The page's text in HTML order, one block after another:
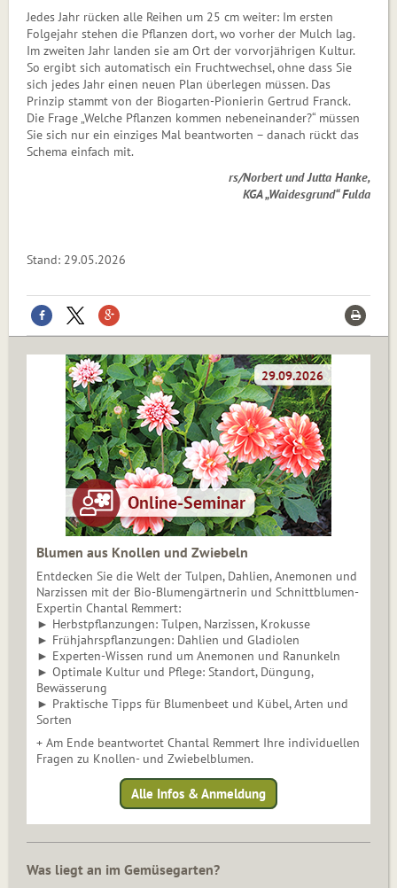
Jedes Jahr rücken alle Reihen um 25 cm weiter: Im ersten
Folgejahr stehen die Pflanzen dort, wo vorher der Mulch lag.
Im zweiten Jahr landen sie am Ort der vorvorjährigen Kultur.
So ergibt sich au­tomatisch ein Fruchtwechsel, ohne dass Sie
sich jedes Jahr einen neuen Plan überlegen müssen. Das
Prinzip stammt von der Biogarten-Pionierin Gertrud Franck.
Die Frage „Welche Pflanzen kommen nebeneinander?“ müssen
Sie sich nur ein einziges Mal beantworten – danach rückt das
Schema einfach mit.
rs/Norbert und Jutta Hanke,
KGA „Waidesgrund“ Fulda
Stand: 29.05.2026
Blumen aus Knollen und Zwiebeln
Entdecken Sie die Welt der Tulpen, Dahlien, Anemonen und
Narzissen mit der Bio-Blumengärtnerin und Schnittblumen-
Expertin Chantal Remmert:
► Herbstpflanzungen: Tulpen, Narzissen, Krokusse
► Frühjahrspflanzungen: Dahlien und Gladiolen
► Experten-Wissen rund um Anemonen und Ranunkeln
► Optimale Kultur und Pflege: Standort, Düngung,
Bewässerung
► Praktische Tipps für Blumenbeet und Kübel, Arten und
Sorten
+ Am Ende beantwortet Chantal Remmert Ihre individuellen
Fragen zu Knollen- und Zwiebelblumen.
Alle Infos & Anmeldung
Was liegt an im Gemüsegarten?